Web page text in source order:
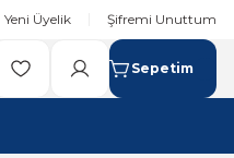
Yeni Üyelik Şifremi Unuttum
Sepetim